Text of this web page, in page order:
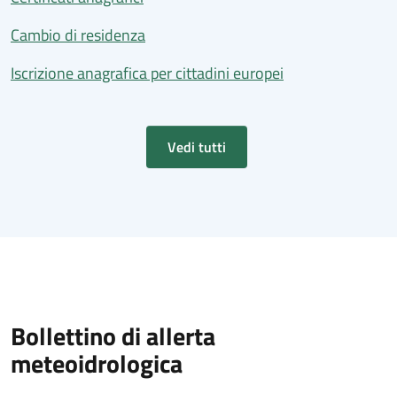
Cambio di residenza
Iscrizione anagrafica per cittadini europei
Vedi tutti
Bollettino di allerta
meteoidrologica